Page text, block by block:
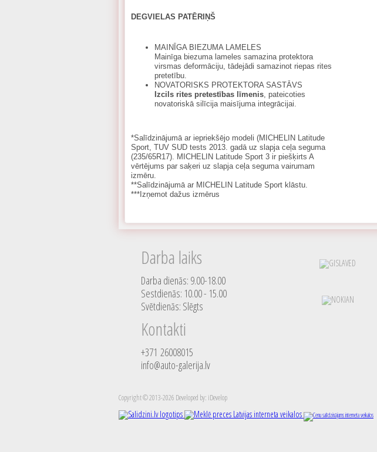
DEGVIELAS PATĒRIŅŠ
MAINĪGA BIEZUMA LAMELES
Mainīga biezuma lameles samazina protektora
virsmas deformāciju, tādejādi samazinot riepas rites
pretetību.
NOVATORISKS PROTEKTORA SASTĀVS
Izcils rites pretestības līmenis, pateicoties
novatoriskā silīcija maisījuma integrācijai.
*Salīdzinājumā ar iepriekšējo modeli (MICHELIN Latitude
Sport, TUV SUD tests 2013. gadā uz slapja ceļa seguma
(235/65R17). MICHELIN Latitude Sport 3 ir piešķirts A
vērtējums par saķeri uz slapja ceļa seguma vairumam
izmēru.
**Salīdzinājumā ar MICHELIN Latitude Sport klāstu.
***Izņemot dažus izmērus
Darba laiks
Darba dienās: 9.00-18.00
Sestdienās: 10.00 - 15.00
Svētdienās: Slēgts
Kontakti
+371 26008015
info@auto-galerija.lv
Copyright © 2013-2026 Developed by: iDevelop